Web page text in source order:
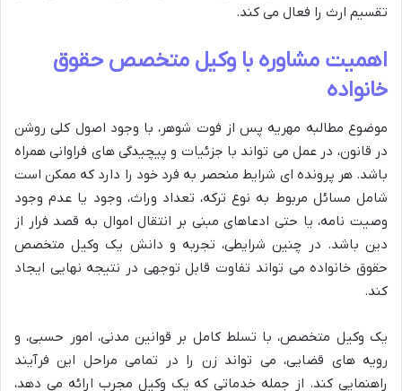
تقسیم ارث را فعال می کند.
اهمیت مشاوره با وکیل متخصص حقوق
خانواده
موضوع مطالبه مهریه پس از فوت شوهر، با وجود اصول کلی روشن
در قانون، در عمل می تواند با جزئیات و پیچیدگی های فراوانی همراه
باشد. هر پرونده ای شرایط منحصر به فرد خود را دارد که ممکن است
شامل مسائل مربوط به نوع ترکه، تعداد وراث، وجود یا عدم وجود
وصیت نامه، یا حتی ادعاهای مبنی بر انتقال اموال به قصد فرار از
دین باشد. در چنین شرایطی، تجربه و دانش یک وکیل متخصص
حقوق خانواده می تواند تفاوت قابل توجهی در نتیجه نهایی ایجاد
کند.
یک وکیل متخصص، با تسلط کامل بر قوانین مدنی، امور حسبی، و
رویه های قضایی، می تواند زن را در تمامی مراحل این فرآیند
راهنمایی کند. از جمله خدماتی که یک وکیل مجرب ارائه می دهد،